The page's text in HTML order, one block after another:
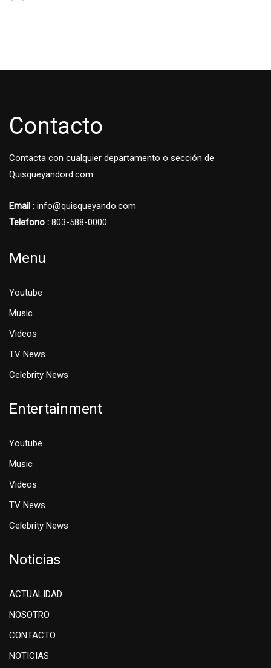
Contacto
Contacta con cualquier departamento o sección de
Quisqueyandord.com
Email : info@quisqueyando.com
Telefono : 803-588-0000
Menu
Youtube
Music
Videos
TV News
Celebrity News
Entertainment
Youtube
Music
Videos
TV News
Celebrity News
Noticias
ACTUALIDAD
NOSOTRO
CONTACTO
NOTICIAS